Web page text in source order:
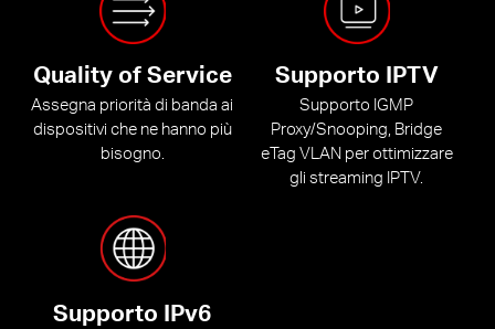
Quality of Service
Assegna priorità di banda ai
dispositivi che ne hanno più
bisogno.
Supporto IPTV
Supporto IGMP
Proxy/Snooping, Bridge
eTag VLAN per ottimizzare
gli streaming IPTV.
Supporto IPv6